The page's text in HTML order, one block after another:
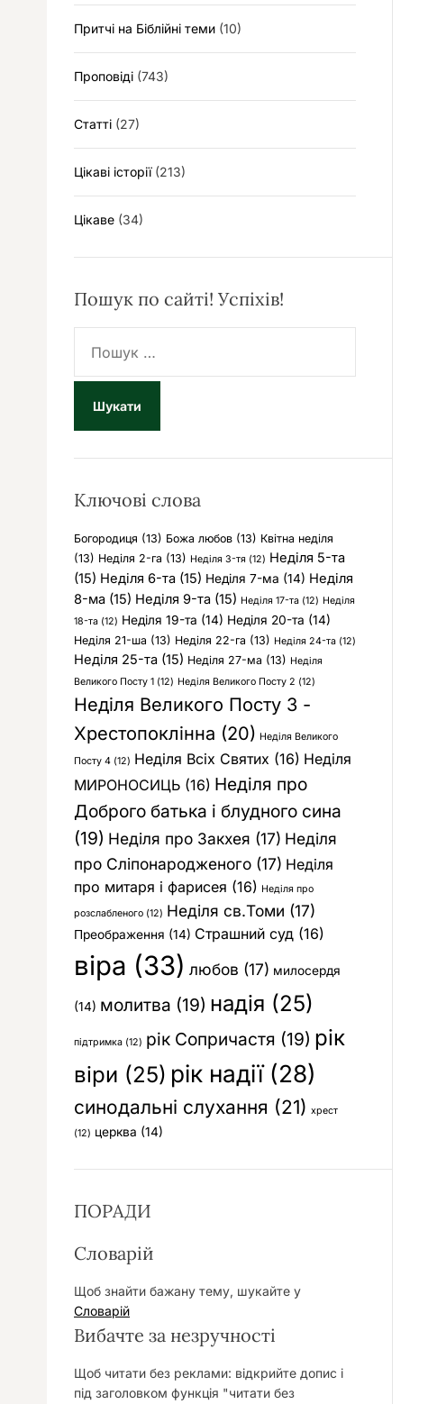
Притчі на Біблійні теми (10)
Проповіді (743)
Статті (27)
Цікаві історії(213)
Цікаве (34)
Пошук по сайті! Успіхів!
ш
к
Ключові слова
Богородиця (13) Божа любов (13) Квітна неділя
(13) Неділя 2-га (13) Неділя 3-тя (12) Неділя 5-та
(15) Неділя 6-та (15) Неділя 7-ма (14) Неділя
8-ма (15) Неділя 9-та (15) Неділя 17-та (12) Неділя
18-та (12) Неділя 19-та (14) Неділя 20-та (14)
Неділя 21-ша (13) Неділя 22-га (13) Неділя 24-та (12)
Неділя 25-та (15) Неділя 27-ма (13) Неділя
Великого Посту 1 (12) Неділя Великого Посту 2 (12)
Неділя Великого Посту 3 -
Хрестопоклінна (20) Неділя Великого
Посту 4 (12) Неділя Всіх Святих (16) Неділя
МИРОНОСИЦЬ (16) Неділя про
Доброго батька і блудного сина
(19) Неділя про Закхея (17) Неділя
про Сліпонародженого (17) Неділя
про митаря і фарисея (16) Неділя про
розслабленого (12) Неділя св.Томи (17)
Преображення (14) Страшний суд (16)
віра (33) любов (17) милосердя
(14) молитва (19) надія (25)
підтримка (12) рік Сопричастя (19) рік
віри (25) рік надії(28)
синодальні слухання (21) хрест
(12) церква (14)
ПОРАДИ
Словарій
Щоб знайти бажану тему, шукайте у
Словарій
Вибачте за незручності
Щоб читати без реклами: відкрийте допис і
під заголовком функція "читати без